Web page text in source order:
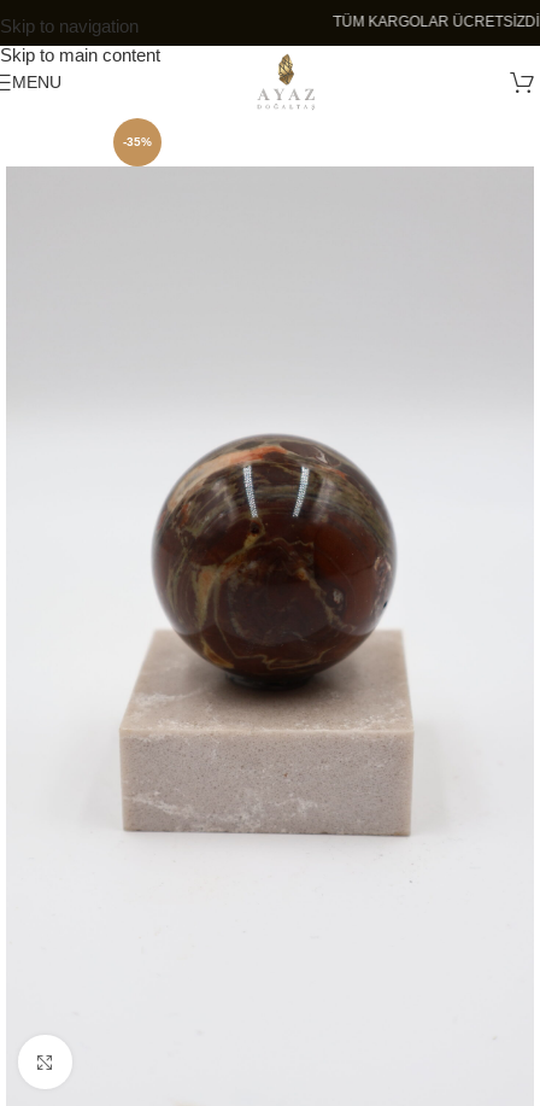
Skip to navigation
Skip to main content
TÜM KARGOLAR
MENU
-35%